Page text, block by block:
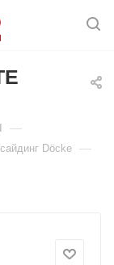
—
Döcke —